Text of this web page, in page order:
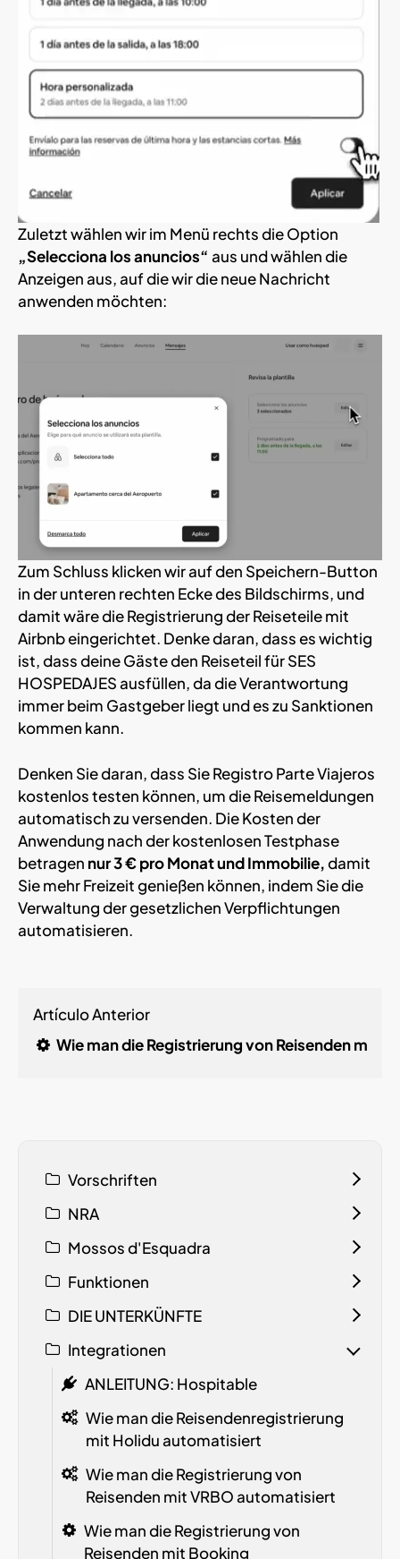
Zuletzt wählen wir im Menü rechts die Option
„Selecciona los anuncios“ aus und wählen die
Anzeigen aus, auf die wir die neue Nachricht
anwenden möchten:
Zum Schluss klicken wir auf den Speichern-Button
in der unteren rechten Ecke des Bildschirms, und
damit wäre die Registrierung der Reiseteile mit
Airbnb eingerichtet. Denke daran, dass es wichtig
ist, dass deine Gäste den Reiseteil für SES
HOSPEDAJES ausfüllen, da die Verantwortung
immer beim Gastgeber liegt und es zu Sanktionen
kommen kann.
Denken Sie daran, dass Sie Registro Parte Viajeros
kostenlos testen können, um die Reisemeldungen
automatisch zu versenden. Die Kosten der
Anwendung nach der kostenlosen Testphase
betragen nur 3 € pro Monat und Immobilie,damit
Sie mehr Freizeit genießen können, indem Sie die
Verwaltung der gesetzlichen Verpflichtungen
automatisieren.
Artículo Anterior
Wie man die Registrierung von Reisenden mit
Vorschriften
NRA
Mossos d'Esquadra
Funktionen
DIE UNTERKÜNFTE
Integrationen
ANLEITUNG: Hospitable
Wie man die Reisendenregistrierung
mit Holidu automatisiert
Wie man die Registrierung von
Reisenden mit VRBO automatisiert
Wie man die Registrierung von
Reisenden mit Booking